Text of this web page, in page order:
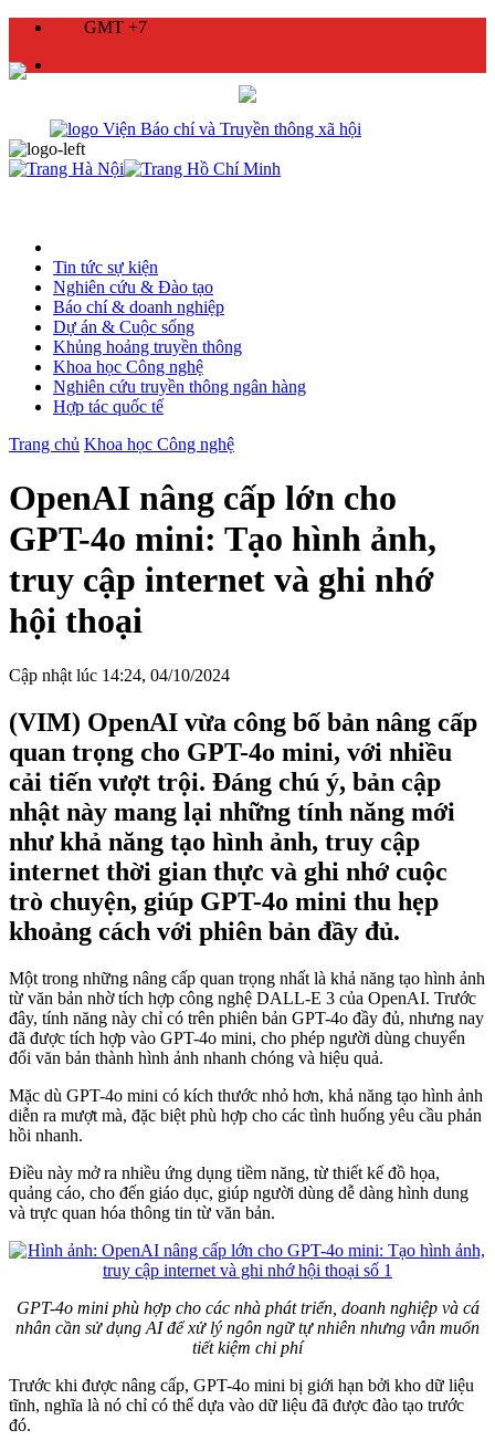
GMT +7
Tin tức sự kiện
Nghiên cứu & Đào tạo
Báo chí & doanh nghiệp
Dự án & Cuộc sống
Khủng hoảng truyền thông
Khoa học Công nghệ
Nghiên cứu truyền thông ngân hàng
Hợp tác quốc tế
Trang chủ Khoa học Công nghệ
OpenAI nâng cấp lớn cho
GPT-4o mini: Tạo hình ảnh,
truy cập internet và ghi nhớ
hội thoại
Cập nhật lúc 14:24, 04/10/2024
(VIM) OpenAI vừa công bố bản nâng cấp
quan trọng cho GPT-4o mini, với nhiều
cải tiến vượt trội. Đáng chú ý, bản cập
nhật này mang lại những tính năng mới
như khả năng tạo hình ảnh, truy cập
internet thời gian thực và ghi nhớ cuộc
trò chuyện, giúp GPT-4o mini thu hẹp
khoảng cách với phiên bản đầy đủ.
Một trong những nâng cấp quan trọng nhất là khả năng tạo hình ảnh
từ văn bản nhờ tích hợp công nghệ DALL-E 3 của OpenAI. Trước
đây, tính năng này chỉ có trên phiên bản GPT-4o đầy đủ, nhưng nay
đã được tích hợp vào GPT-4o mini, cho phép người dùng chuyển
đổi văn bản thành hình ảnh nhanh chóng và hiệu quả.
Mặc dù GPT-4o mini có kích thước nhỏ hơn, khả năng tạo hình ảnh
diễn ra mượt mà, đặc biệt phù hợp cho các tình huống yêu cầu phản
hồi nhanh.
Điều này mở ra nhiều ứng dụng tiềm năng, từ thiết kế đồ họa,
quảng cáo, cho đến giáo dục, giúp người dùng dễ dàng hình dung
và trực quan hóa thông tin từ văn bản.
GPT-4o mini phù hợp cho các nhà phát triển, doanh nghiệp và cá
nhân cần sử dụng AI để xử lý ngôn ngữ tự nhiên nhưng vẫn muốn
tiết kiệm chi phí
Trước khi được nâng cấp, GPT-4o mini bị giới hạn bởi kho dữ liệu
tĩnh, nghĩa là nó chỉ có thể dựa vào dữ liệu đã được đào tạo trước
đó.